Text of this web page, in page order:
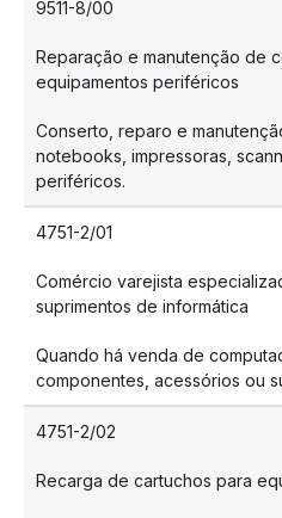
9511-8/00
Reparação e manutenção de
equipamentos periféricos
Conserto, reparo e
notebooks, impressoras,
periféricos.
4751-2/01
Comércio varejista
suprimentos de informática
Quando há venda de
componentes, acessórios ou
4751-2/02
Recarga de cartuchos para